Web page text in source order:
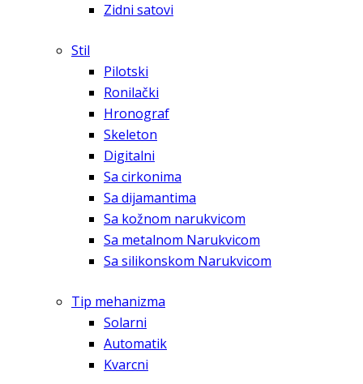
Zidni satovi
Stil
Pilotski
Ronilački
Hronograf
Skeleton
Digitalni
Sa cirkonima
Sa dijamantima
Sa kožnom narukvicom
Sa metalnom Narukvicom
Sa silikonskom Narukvicom
Tip mehanizma
Solarni
Automatik
Kvarcni